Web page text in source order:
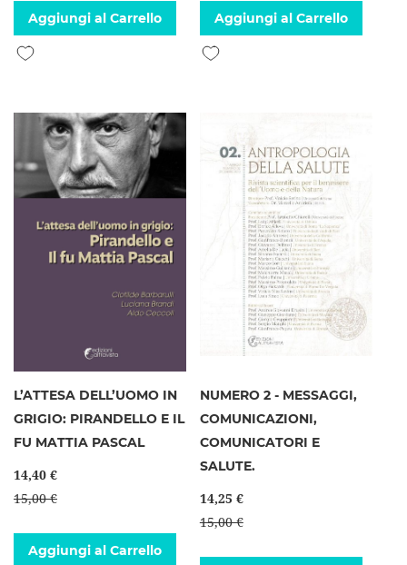
Aggiungi al Carrello
Aggiungi alla lista desideri
Aggiungi al Carrello
Aggiungi alla lista desideri
L’ATTESA DELL’UOMO IN
GRIGIO: PIRANDELLO E IL
FU MATTIA PASCAL
14,40 €
15,00 €
Aggiungi al Carrello
NUMERO 2 - MESSAGGI,
COMUNICAZIONI,
COMUNICATORI E
SALUTE.
14,25 €
15,00 €